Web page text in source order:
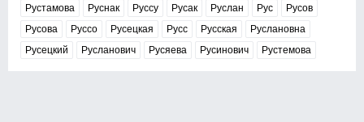
Рустамова
Руснак Руссу Русак Руслан Рус
Русов
Русова
Руссо Русецкая Русс Русская
Руслановна
Русецкий
Русланович Русяева Русинович Рустемова